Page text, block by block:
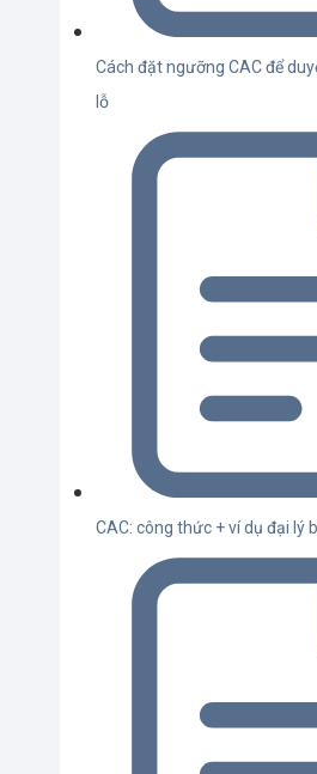
Cách đặt ngưỡng CAC để
lỗ
CAC: công thức + ví dụ đại lý